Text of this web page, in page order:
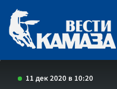
11 дек 2020 в 10:20